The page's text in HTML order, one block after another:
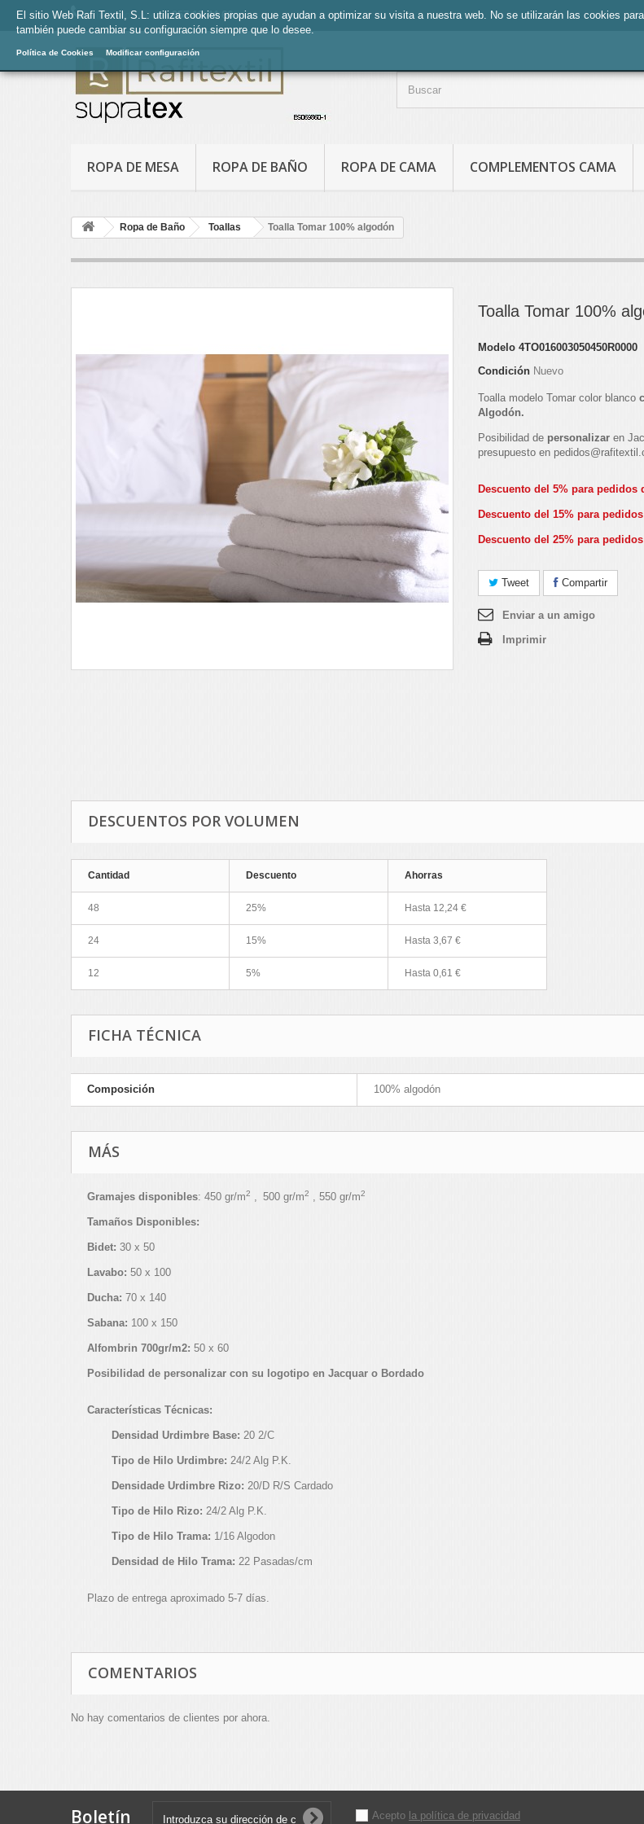
Llámanos ahora:957 13 44 66
ROPA DE MESA ROPA DE BAÑO ROPA DE CAMA COMPLEMENTOS CAMA
Ropa de Baño Toallas Toalla Tomar 100% algodón
Toalla Tomar 100%
Modelo 4TO016003050450R0000
Condición Nuevo
Toalla modelo Tomar color blanco
Algodón.
Posibilidad de personalizar en
presupuesto en
Descuento del 5% para pedidos
Descuento del 15% para
Descuento del 25% para
Tweet Compartir
Enviar a un amigo
Imprimir
DESCUENTOS POR VOLUMEN
Cantidad Descuento Ahorras
48 25% Hasta 12,24 €
24 15% Hasta 3,67 €
12 5% Hasta 0,61 €
FICHA TÉCNICA
Composición 100% algodón
MÁS
Gramajes disponibles: 450 gr/m2 , 500 gr/m2 , 550 gr/m2
Tamaños Disponibles:
Bidet: 30 x 50
Lavabo: 50 x 100
Ducha: 70 x 140
Sabana: 100 x 150
Alfombrin 700gr/m2: 50 x 60
Posibilidad de personalizar con su logotipo en Jacquar o Bordado
Características Técnicas:
Densidad Urdimbre Base: 20 2/C
Tipo de Hilo Urdimbre: 24/2 Alg P.K.
Densidade Urdimbre Rizo: 20/D R/S Cardado
Tipo de Hilo Rizo: 24/2 Alg P.K.
Tipo de Hilo Trama: 1/16 Algodon
Densidad de Hilo Trama: 22 Pasadas/cm
Plazo de entrega aproximado 5-7 días.
COMENTARIOS
No hay comentarios de clientes por ahora.
Boletín Acepto la política de privacidad
El sitio Web Rafi Textil, S.L: utiliza cookies propias que ayudan a optimizar su visita a nuestra web. No se utilizarán las cookies
también puede cambiar su configuración siempre que lo desee.
Política de Cookies Modificar configuración